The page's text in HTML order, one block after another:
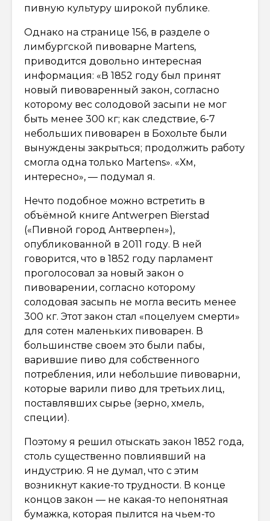
пивную культуру широкой публике.
Однако на странице 156, в разделе о
лимбургской пивоварне Martens,
приводится довольно интересная
информация: «В 1852 году был принят
новый пивоваренный закон, согласно
которому вес солодовой засыпи не мог
быть менее 300 кг; как следствие, 6-7
небольших пивоварен в Бохольте были
вынуждены закрыться; продолжить работу
смогла одна только Martens». «Хм,
интересно», — подумал я.
Нечто подобное можно встретить в
объёмной книге Antwerpen Bierstad
(«Пивной город Антверпен»),
опубликованной в 2011 году. В ней
говорится, что в 1852 году парламент
проголосовал за новый закон о
пивоварении, согласно которому
солодовая засыпь не могла весить менее
300 кг. Этот закон стал «поцелуем смерти»
для сотен маленьких пивоварен. В
большинстве своем это были пабы,
варившие пиво для собственного
потребления, или небольшие пивоварни,
которые варили пиво для третьих лиц,
поставлявших сырье (зерно, хмель,
специи).
Поэтому я решил отыскать закон 1852 года,
столь существенно повлиявший на
индустрию. Я не думал, что с этим
возникнут какие-то трудности. В конце
концов закон — не какая-то непонятная
бумажка, которая пылится на чьем-то